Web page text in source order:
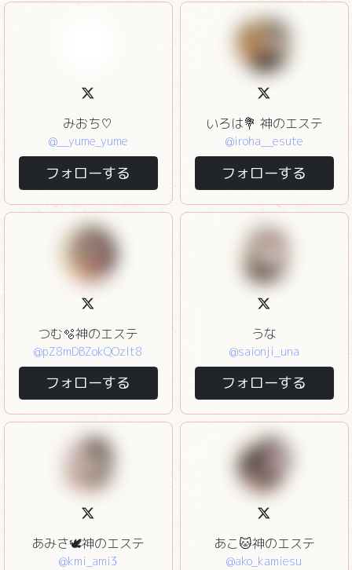
みおち♡
@__yume_yume
フォローする
いろは💐 神のエステ
@iroha__esute
フォローする
つむ🫧神のエステ
@pZ8mDBZokQOzlt8
フォローする
うな
@saionji_una
フォローする
あみさ🕊️神のエステ
@kmi_ami3
あこ🐱神のエステ
@ako_kamiesu